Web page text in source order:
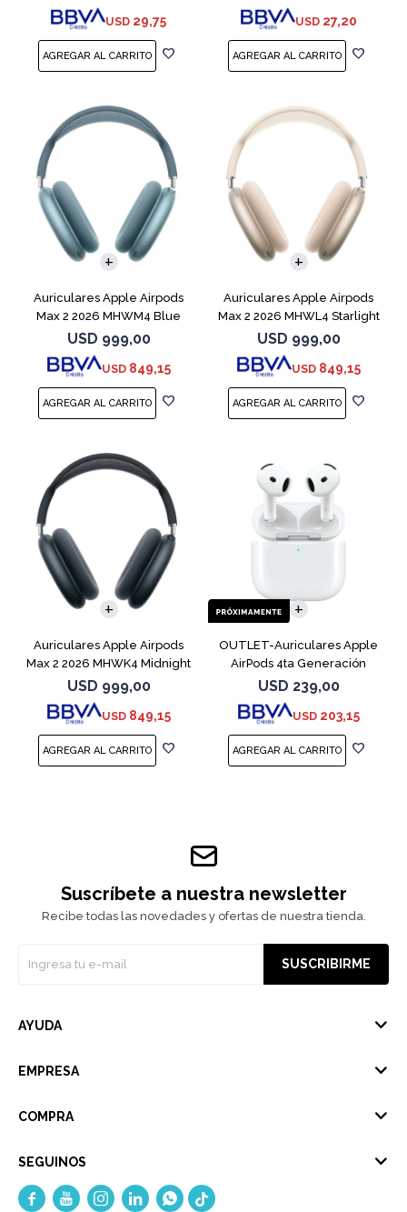
USD 29,75 USD 27,20
Auriculares Apple Airpods
Max 2 2026 MHWM4 Blue
USD 999,00
USD 849,15
Auriculares Apple Airpods
Max 2 2026 MHWL4 Starlight
USD 999,00
USD 849,15
Auriculares Apple Airpods
Max 2 2026 MHWK4 Midnight
USD 999,00
USD 849,15
OUTLET-Auriculares Apple
AirPods 4ta Generación
MXP63 White
USD 239,00
USD 203,15
Suscríbete a nuestra newsletter
Recibe todas las novedades y ofertas de nuestra tienda.
SUSCRIBIRME
AYUDA
EMPRESA
COMPRA
SEGUINOS
    